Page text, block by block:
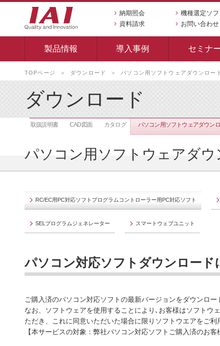
納期照会
機種選定ソ
資料請求
お問い合わせ
製品情報 導入事例 セミナ
TOPページ ダウンロード パソコン用ソフトウェアダウンロー
ダウンロード
取扱説明書 CAD図面 カタログ パソコン用ソフトウェアダウン
パソコン用ソフトウェアダウ
RC/EC用PC対応ソフトプログラムコントローラー用PC対応ソフト
SELプログラムジェネレーター スマートウェブユニット
パソコン対応ソフトダウンロード
ご購入済のパソコン対応ソフトの最新バージョンをダウンロー
なお、ソフトウェアを使用することにより､お客様はソフトウ
ただき、これに同意いただいた場合に限りソフトウエアをご利
【本サービスの対象：弊社パソコン対応ソフトご購入済のお客